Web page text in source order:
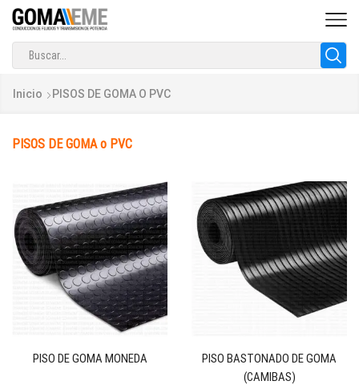
Inicio
PISOS DE GOMA O PVC
PISOS DE GOMA o PVC
PISO DE GOMA MONEDA
PISO BASTONADO DE GOMA
(CAMIBAS)